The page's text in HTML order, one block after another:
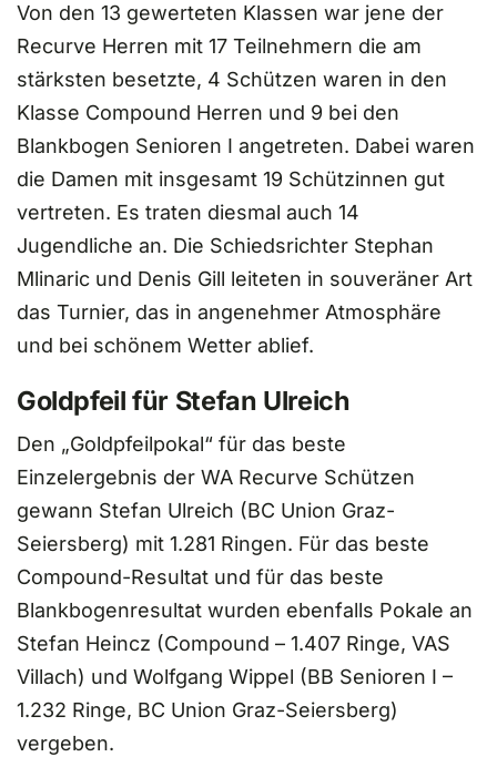
Von den 13 gewerteten Klassen war jene der
Recurve Herren mit 17 Teilnehmern die am
stärksten besetzte, 4 Schützen waren in den
Klasse Compound Herren und 9 bei den
Blankbogen Senioren I angetreten. Dabei waren
die Damen mit insgesamt 19 Schützinnen gut
vertreten. Es traten diesmal auch 14
Jugendliche an. Die Schiedsrichter Stephan
Mlinaric und Denis Gill leiteten in souveräner Art
das Turnier, das in angenehmer Atmosphäre
und bei schönem Wetter ablief.
Goldpfeil für Stefan Ulreich
Den „Goldpfeilpokal“ für das beste
Einzelergebnis der WA Recurve Schützen
gewann Stefan Ulreich (BC Union Graz-
Seiersberg) mit 1.281 Ringen. Für das beste
Compound-Resultat und für das beste
Blankbogenresultat wurden ebenfalls Pokale an
Stefan Heincz (Compound – 1.407 Ringe, VAS
Villach) und Wolfgang Wippel (BB Senioren I –
1.232 Ringe, BC Union Graz-Seiersberg)
vergeben.